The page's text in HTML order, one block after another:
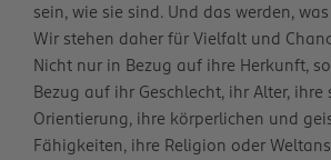
sein, wie sie sind. Und das werden,
Wir stehen daher für Vielfalt und
Nicht nur in Bezug auf ihre Herkunft,
Bezug auf ihr Geschlecht, ihr Alter, ihre
Orientierung, ihre körperlichen und
Fähigkeiten, ihre Religion oder